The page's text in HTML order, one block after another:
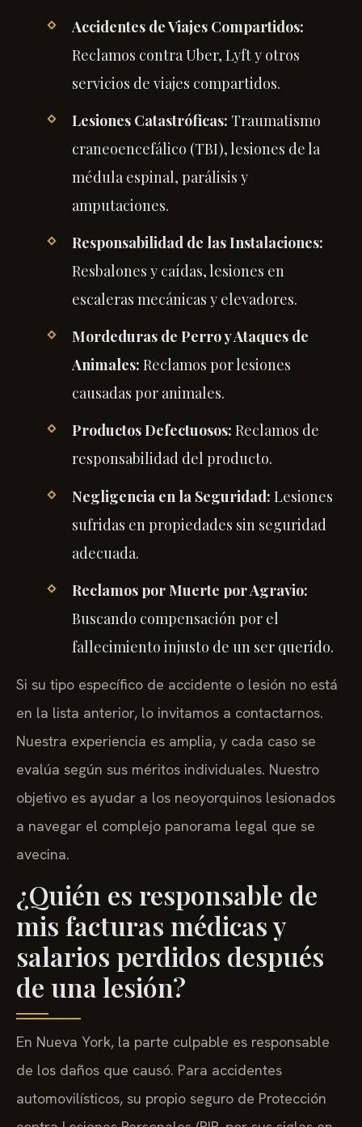
Accidentes de Viajes Compartidos:
Reclamos contra Uber, Lyft y otros
servicios de viajes compartidos.
Lesiones Catastróficas: Traumatismo
craneoencefálico (TBI), lesiones de la
médula espinal, parálisis y
amputaciones.
Responsabilidad de las Instalaciones:
Resbalones y caídas, lesiones en
escaleras mecánicas y elevadores.
Mordeduras de Perro y Ataques de
Animales: Reclamos por lesiones
causadas por animales.
Productos Defectuosos: Reclamos de
responsabilidad del producto.
Negligencia en la Seguridad: Lesiones
sufridas en propiedades sin seguridad
adecuada.
Reclamos por Muerte por Agravio:
Buscando compensación por el
fallecimiento injusto de un ser querido.
Si su tipo específico de accidente o lesión no está
en la lista anterior, lo invitamos a contactarnos.
Nuestra experiencia es amplia, y cada caso se
evalúa según sus méritos individuales. Nuestro
objetivo es ayudar a los neoyorquinos lesionados
a navegar el complejo panorama legal que se
avecina.
¿Quién es responsable de
mis facturas médicas y
salarios perdidos después
de una lesión?
En Nueva York, la parte culpable es responsable
de los daños que causó. Para accidentes
automovilísticos, su propio seguro de Protección